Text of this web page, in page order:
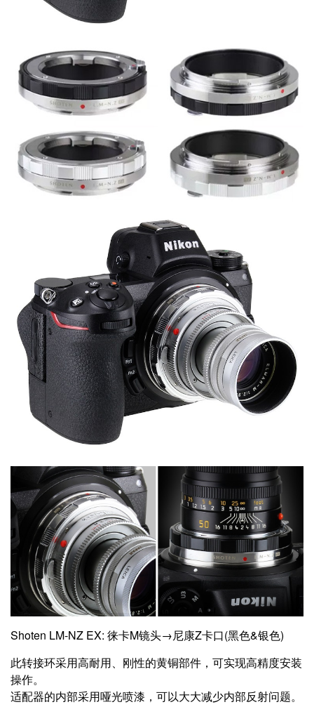
Shoten LM-NZ EX: 徕卡M镜头→尼康Z卡口(黑色&银色)
此转接环采用高耐用、刚性的黄铜部件，可实现高精度安装
操作。
适配器的内部采用哑光喷漆，可以大大减少内部反射问题。